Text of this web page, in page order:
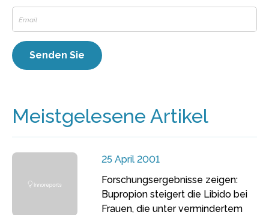
Meistgelesene Artikel
25 April 2001
Forschungsergebnisse zeigen:
Bupropion steigert die Libido bei
Frauen, die unter vermindertem